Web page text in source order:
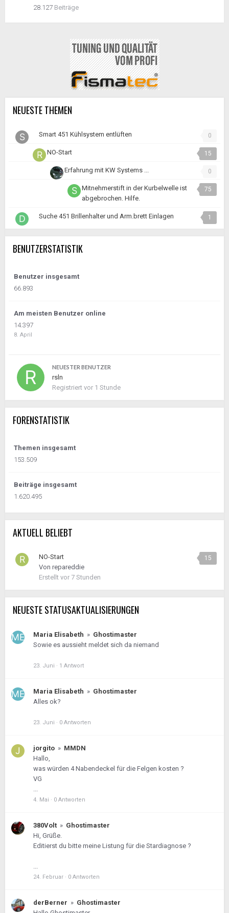
28.127 Beiträge
NEUESTE THEMEN
0
Smart 451 Kühlsystem entlüften
15
NO-Start
0
Erfahrung mit KW Systems ...
75
Mitnehmerstift in der Kurbelwelle ist
abgebrochen. Hilfe.
1
Suche 451 Brillenhalter und Arm.brett Einlagen
BENUTZERSTATISTIK
Benutzer insgesamt
66.893
Am meisten Benutzer online
14.397
8. April
NEUESTER BENUTZER
rsln
Registriert vor 1 Stunde
FORENSTATISTIK
Themen insgesamt
153.509
Beiträge insgesamt
1.620.495
AKTUELL BELIEBT
15
NO-Start
Von repareddie
Erstellt vor 7 Stunden
NEUESTE STATUSAKTUALISIERUNGEN
Maria Elisabeth » Ghostimaster
Sowie es aussieht meldet sich da niemand
23. Juni · 1 Antwort
Maria Elisabeth » Ghostimaster
Alles ok?
23. Juni · 0 Antworten
jorgito » MMDN
Hallo,
was würden 4 Nabendeckel für die Felgen kosten ?
VG
4. Mai · 0 Antworten
380Volt » Ghostimaster
Hi, Grüße.
Editierst du bitte meine Listung für die Stardiagnose ?
24. Februar · 0 Antworten
derBerner » Ghostimaster